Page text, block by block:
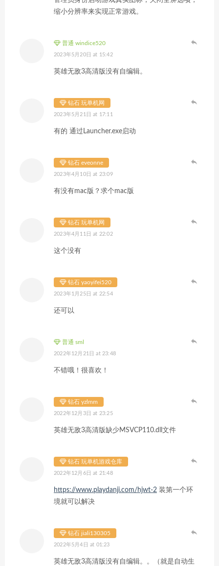
缩小分辨率来实现正常游戏。
普通 windice520
2023年5月20日 at 15:42
英雄无敌3高清版没有自编辑。
钻石 玩单机网
2023年5月21日 at 17:11
有的 通过Launcher.exe启动
钻石 eveonne
2023年4月10日 at 23:09
有没有mac版？求个mac版
钻石 玩单机网
2023年4月11日 at 22:02
这个没有
钻石 yaoyifei520
2023年1月25日 at 22:54
还可以
普通 sml
2022年12月21日 at 23:48
不错哦！很喜欢！
钻石 yzlmm
2022年12月3日 at 23:25
英雄无敌3高清版缺少MSVCP110.dll文件
钻石 玩单机游戏仓库
2022年12月6日 at 21:48
https://www.playdanji.com/hjwt-2 装第一个环
境就可以解决
钻石 jiali130305
2022年5月4日 at 01:23
英雄无敌3高清版没有自编辑。。（就是自动生